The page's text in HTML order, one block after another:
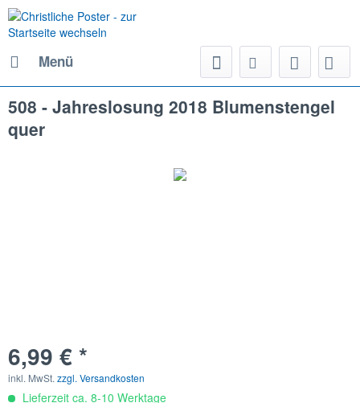
Menü
508 - Jahreslosung 2018 Blumenstengel
quer
6,99 € *
inkl. MwSt.zzgl. Versandkosten
Lieferzeit ca. 8-10 Werktage